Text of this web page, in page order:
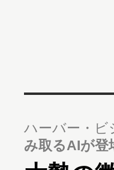
ハーバー・ビ
み取るAIが登